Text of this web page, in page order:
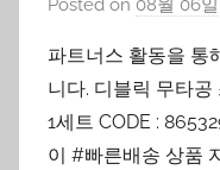
파트너스 활동을 통
니다. 디블릭 무타
1세트 CODE :
이 #빠른배송 상품